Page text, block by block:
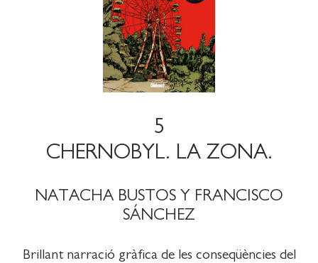
5
CHERNOBYL. LA ZONA.
NATACHA BUSTOS Y FRANCISCO
SÁNCHEZ
Brillant narració gràfica de les conseqüències del